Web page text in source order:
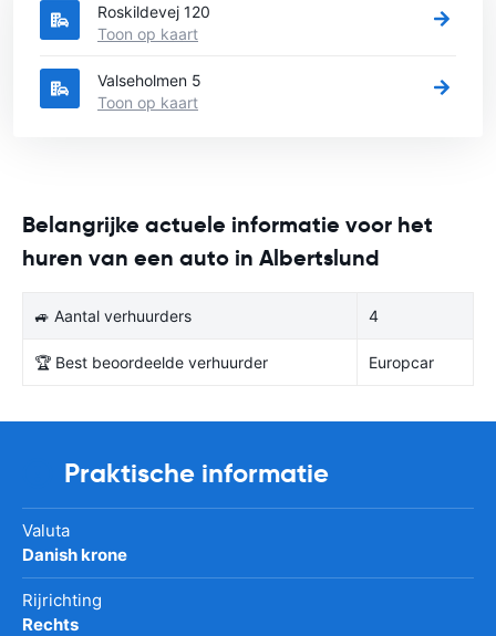
Roskildevej 120
Toon op kaart
Valseholmen 5
Toon op kaart
Belangrijke actuele informatie voor het
huren van een auto in Albertslund
🚙 Aantal verhuurders 4
🏆 Best beoordeelde verhuurder Europcar
Praktische informatie
Valuta
Danish krone
Rijrichting
Rechts